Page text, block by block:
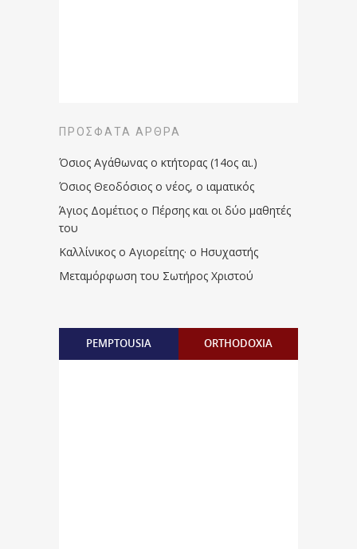
ΠΡΌΣΦΑΤΑ ΆΡΘΡΑ
Όσιος Αγάθωνας ο κτήτορας (14ος αι.)
Όσιος Θεοδόσιος ο νέος, ο ιαματικός
Άγιος Δομέτιος ο Πέρσης και οι δύο μαθητές
του
Καλλίνικος ο Αγιορείτης · ο Ησυχαστής
Μεταμόρφωση του Σωτήρος Χριστού
PEMPTOUSIA ORTHODOXIA